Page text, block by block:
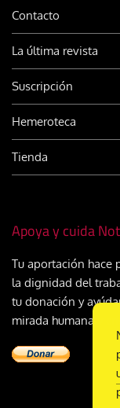
Contacto
La última revista
Suscripción
Hemeroteca
Tienda
Apoya y cuida
Tu aportación hace
la dignidad del
tu donación y
mirada humana y